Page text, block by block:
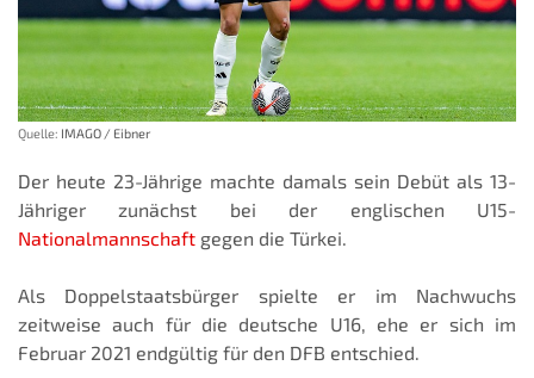
Quelle: IMAGO / Eibner
Der heute 23-Jährige machte damals sein Debüt als 13-
Jähriger zunächst bei der englischen U15-
Nationalmannschaft gegen die Türkei.
Als Doppelstaatsbürger spielte er im Nachwuchs
zeitweise auch für die deutsche U16, ehe er sich im
Februar 2021 endgültig für den DFB entschied.